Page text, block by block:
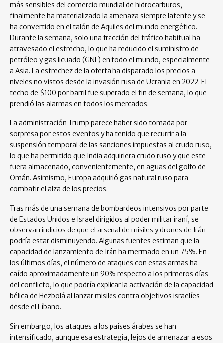
más sensibles del comercio mundial de hidrocarburos,
finalmente ha materializado la amenaza siempre latente y se
ha convertido en el talón de Aquiles del mundo energético.
Durante la semana, solo una fracción del tráfico habitual ha
atravesado el estrecho, lo que ha reducido el suministro de
petróleo y gas licuado (GNL) en todo el mundo, especialmente
a Asia. La estrechez de la oferta ha disparado los precios a
niveles no vistos desde la invasión rusa de Ucrania en 2022. El
techo de $100 por barril fue superado el fin de semana, lo que
prendió las alarmas en todos los mercados.
La administración Trump parece haber sido tomada por
sorpresa por estos eventos y ha tenido que recurrir a la
suspensión temporal de las sanciones impuestas al crudo ruso,
lo que ha permitido que India adquiriera crudo ruso y que este
fuera almacenado, convenientemente, en aguas del golfo de
Omán. Asimismo, Europa adquirió gas natural ruso para
combatir el alza de los precios.
Tras más de una semana de bombardeos intensivos por parte
de Estados Unidos e Israel dirigidos al poder militar iraní, se
observan indicios de que el arsenal de misiles y drones de Irán
podría estar disminuyendo. Algunas fuentes estiman que la
capacidad de lanzamiento de Irán ha mermado en un 75%. En
los últimos días, el número de ataques con estas armas ha
caído aproximadamente un 90% respecto a los primeros días
del conflicto, lo que podría explicar la activación de la capacidad
bélica de Hezbolá al lanzar misiles contra objetivos israelíes
desde el Líbano.
Sin embargo, los ataques a los países árabes se han
intensificado, aunque esa estrategia, lejos de amenazar a esos